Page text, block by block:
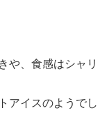
や、食感はシャリ
アイスのようでし